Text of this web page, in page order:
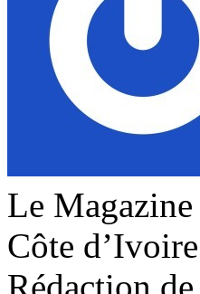
Le
Côte d’Ivoire
Rédaction